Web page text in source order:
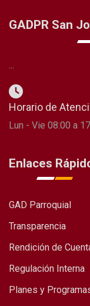
GADPR San
...
Horario de
Lun - Vie 08:00 a
Enlaces
GAD Parroquial
Transparencia
Rendición de
Regulación Interna
Planes y